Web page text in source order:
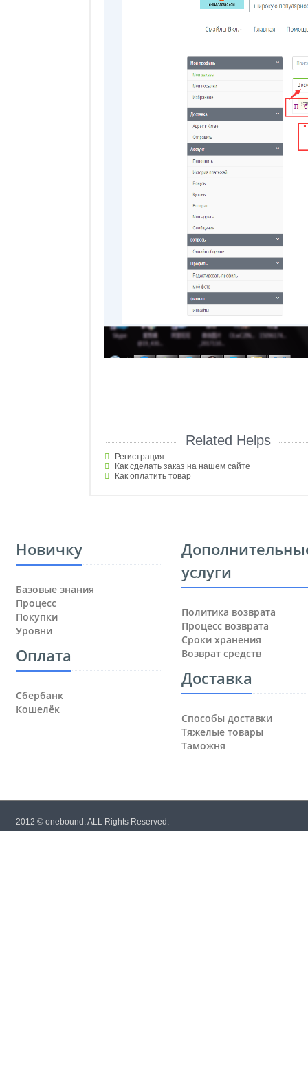
Related Helps
Регистрация
Как сделать заказ на нашем сайте
Как оплатить товар
Новичку
Базовые знания
Процесс
Покупки
Уровни
Оплата
Сбербанк
Кошелёк
услуги
Политика возврата
Процесс возврата
Сроки хранения
Возврат средств
Доставка
Способы доставки
Тяжелые товары
Таможня
2012 © onebound. ALL Rights Reserved.